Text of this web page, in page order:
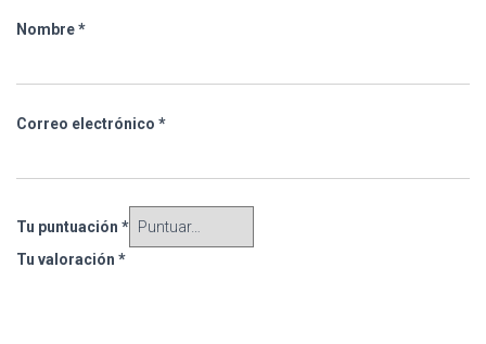
Nombre*
Correo electrónico *
Tu puntuación *
Tu valoración *